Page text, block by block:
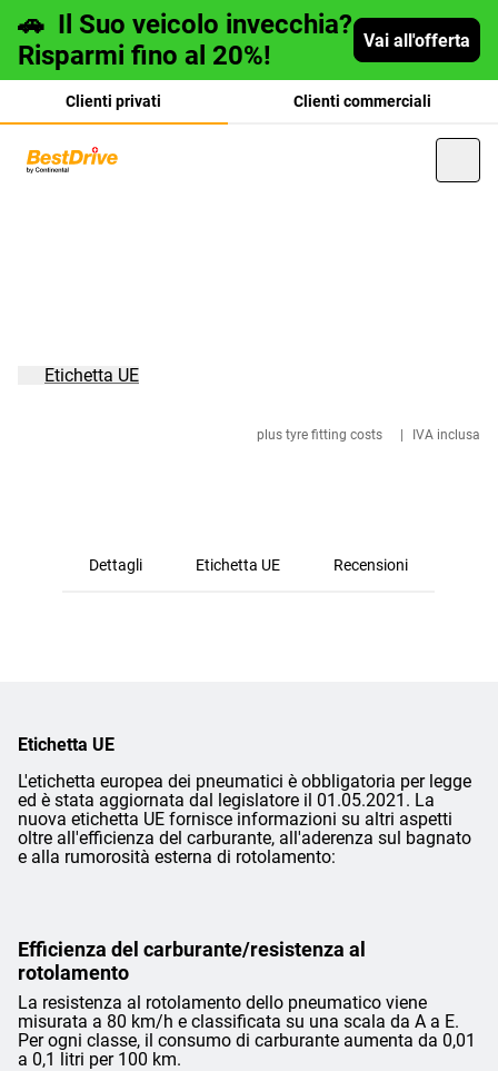
🚗 Il Suo veicolo invecchia?
Risparmi fino al 20%!
Vai all'offerta
Clienti privati Clienti commerciali
plus tyre fitting costs IVA inclusa
Etichetta UE
Dettagli Etichetta UE Recensioni
Etichetta UE
L'etichetta europea dei pneumatici è obbligatoria per legge
ed è stata aggiornata dal legislatore il 01.05.2021. La
nuova etichetta UE fornisce informazioni su altri aspetti
oltre all'efficienza del carburante, all'aderenza sul bagnato
e alla rumorosità esterna di rotolamento:
Efficienza del carburante/resistenza al
rotolamento
La resistenza al rotolamento dello pneumatico viene
misurata a 80 km/h e classificata su una scala da A a E.
Per ogni classe, il consumo di carburante aumenta da 0,01
a 0,1 litri per 100 km.